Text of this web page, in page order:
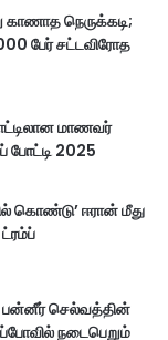
காணாத நெருக்கடி;
பேர் சட்டவிரோத
மாணவர்
போட்டி 2025
கொண்டு’ ஈரான் மீது
பன்னீர் செல்வத்தின்
நடைபெறும்